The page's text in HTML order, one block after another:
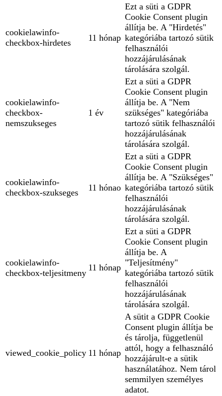
cookielawinfo-
checkbox-hirdetes
11 hónap
Ezt a süti a GDPR
Cookie Consent plugin
állítja be. A "Hirdetés"
kategóriába tartozó sütik
felhasználói
hozzájárulásának
tárolására szolgál.
cookielawinfo-
checkbox-
nemszukseges
1 év
Ezt a süti a GDPR
Cookie Consent plugin
állítja be. A "Nem
szükséges" kategóriába
tartozó sütik felhasználói
hozzájárulásának
tárolására szolgál.
cookielawinfo-
checkbox-szukseges
11 hónao
Ezt a süti a GDPR
Cookie Consent plugin
állítja be. A "Szükséges"
kategóriába tartozó sütik
felhasználói
hozzájárulásának
tárolására szolgál.
cookielawinfo-
checkbox-teljesitmeny
11 hónap
Ezt a süti a GDPR
Cookie Consent plugin
állítja be. A
"Teljesítmény"
kategóriába tartozó sütik
felhasználói
hozzájárulásának
tárolására szolgál.
viewed_cookie_policy 11 hónap
A sütit a GDPR Cookie
Consent plugin állítja be
és tárolja, függetlenül
attól, hogy a felhasználó
hozzájárult-e a sütik
használatához. Nem tárol
semmilyen személyes
adatot.